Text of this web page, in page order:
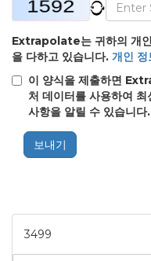
Extrapolate는 귀하의 개인
을 다하고 있습니다. 개인 정
이 양식을 제출하면
처 데이터를 사용하여
사항을 알릴 수 있습니다.
보내기
3499